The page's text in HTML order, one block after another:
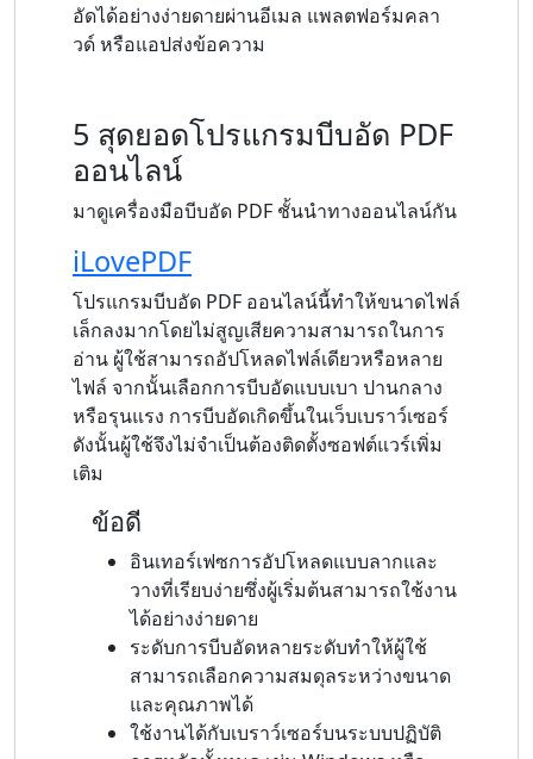
อัดได้อย่างง่ายดายผ่านอีเมล แพลตฟอร์มคลา
วด์ หรือแอปส่งข้อความ
5 สุดยอดโปรแกรมบีบอัด PDF
ออนไลน์
มาดูเครื่องมือบีบอัด PDF ชั้นนำทางออนไลน์กัน
iLovePDF
โปรแกรมบีบอัด PDF ออนไลน์นี้ทำให้ขนาดไฟล์
เล็กลงมากโดยไม่สูญเสียความสามารถในการ
อ่าน ผู้ใช้สามารถอัปโหลดไฟล์เดียวหรือหลาย
ไฟล์ จากนั้นเลือกการบีบอัดแบบเบา ปานกลาง
หรือรุนแรง การบีบอัดเกิดขึ้นในเว็บเบราว์เซอร์
ดังนั้นผู้ใช้จึงไม่จำเป็นต้องติดตั้งซอฟต์แวร์เพิ่ม
เติม
ข้อดี
อินเทอร์เฟซการอัปโหลดแบบลากและ
วางที่เรียบง่ายซึ่งผู้เริ่มต้นสามารถใช้งาน
ได้อย่างง่ายดาย
ระดับการบีบอัดหลายระดับทำให้ผู้ใช้
สามารถเลือกความสมดุลระหว่างขนาด
และคุณภาพได้
ใช้งานได้กับเบราว์เซอร์บนระบบปฏิบัติ